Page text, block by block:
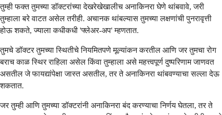
तुम्ही फक्त तुमच्या डॉक्टरांच्या देखरेखेखालीच अनाकिनरा घेणे थांबवावे, जरी
तुम्हाला बरे वाटत असेल तरीही. अचानक थांबल्यास तुमच्या लक्षणांची पुनरावृत्ती
होऊ शकते, ज्याला कधीकधी 'फ्लेअर-अप' म्हणतात.
तुमचे डॉक्टर तुमच्या स्थितीचे नियमितपणे मूल्यांकन करतील आणि जर तुमचा रोग
बराच काळ स्थिर राहिला असेल किंवा तुम्हाला असे महत्त्वपूर्ण दुष्परिणाम जाणवत
असतील जे फायद्यांपेक्षा जास्त असतील, तर ते अनाकिनरा थांबवण्याचा सल्ला देऊ
शकतात.
जर तुम्ही आणि तुमच्या डॉक्टरांनी अनाकिनरा बंद करण्याचा निर्णय घेतला, तर ते